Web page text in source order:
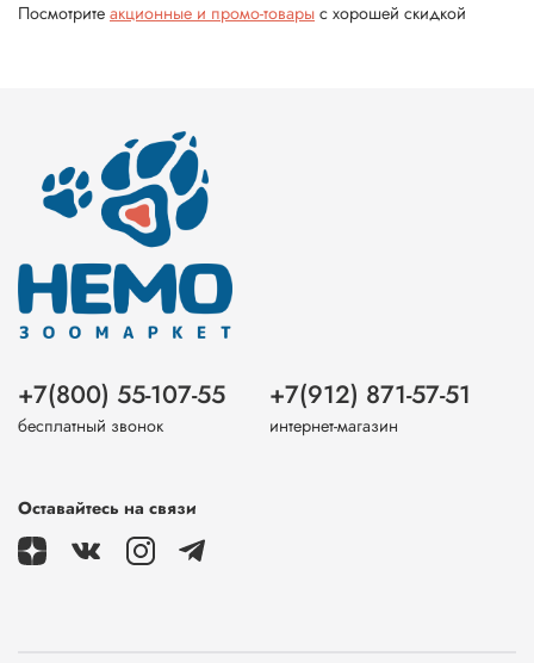
Посмотрите акционные и промо-товары с хорошей скидкой
+7(800) 55-107-55
бесплатный звонок
+7(912) 871-57-51
интернет-магазин
Оставайтесь на связи